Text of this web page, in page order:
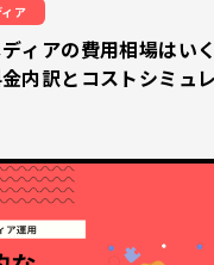
ア
ィアの費用相場はい
内訳とコストシミュ